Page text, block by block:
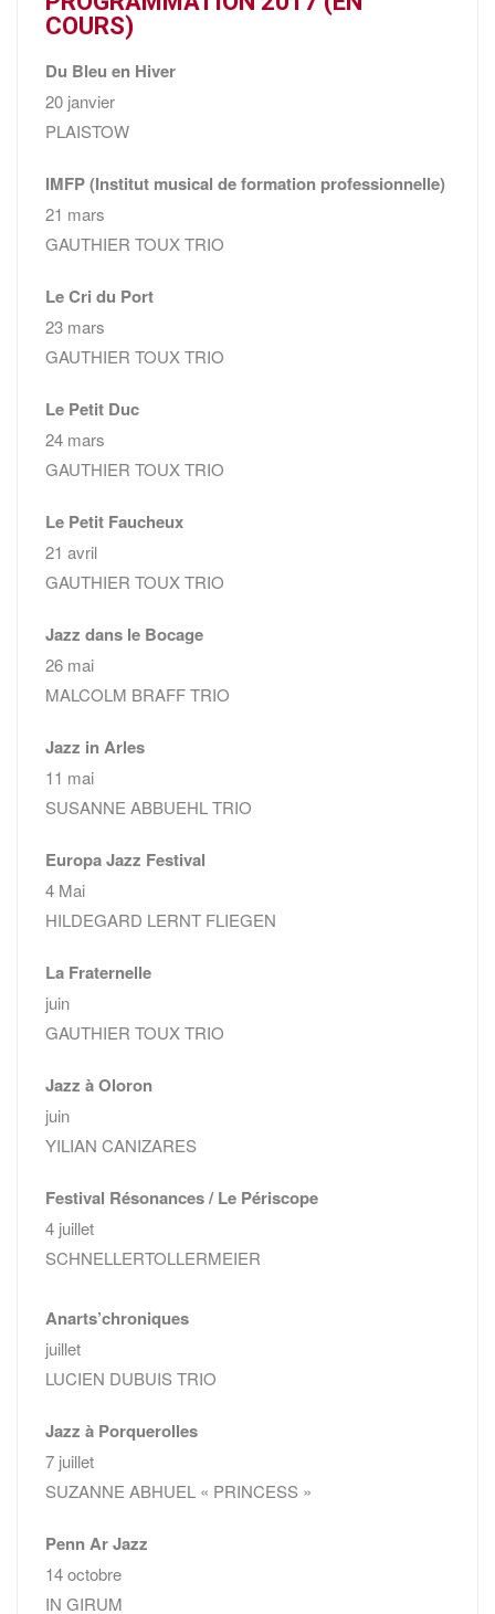
COURS)
Du Bleu en Hiver
20 janvier
PLAISTOW
IMFP (Institut musical de formation professionnelle)
21 mars
GAUTHIER TOUX TRIO
Le Cri du Port
23 mars
GAUTHIER TOUX TRIO
Le Petit Duc
24 mars
GAUTHIER TOUX TRIO
Le Petit Faucheux
21 avril
GAUTHIER TOUX TRIO
Jazz dans le Bocage
26 mai
MALCOLM BRAFF TRIO
Jazz in Arles
11 mai
SUSANNE ABBUEHL TRIO
Europa Jazz Festival
4 Mai
HILDEGARD LERNT FLIEGEN
La Fraternelle
juin
GAUTHIER TOUX TRIO
Jazz à Oloron
juin
YILIAN CANIZARES
Festival Résonances / Le Périscope
4 juillet
SCHNELLERTOLLERMEIER
Anarts’chroniques
juillet
LUCIEN DUBUIS TRIO
Jazz à Porquerolles
7 juillet
SUZANNE ABHUEL « PRINCESS »
Penn Ar Jazz
14 octobre
IN GIRUM